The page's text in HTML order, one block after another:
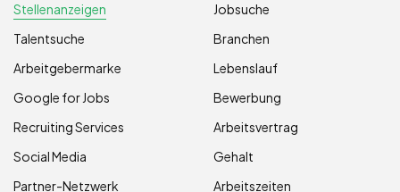
Stellenanzeigen
Talentsuche
Arbeitgebermarke
Google for Jobs
Recruiting Services
Social Media
Partner-Netzwerk
Jobsuche
Branchen
Lebenslauf
Bewerbung
Arbeitsvertrag
Gehalt
Arbeitszeiten